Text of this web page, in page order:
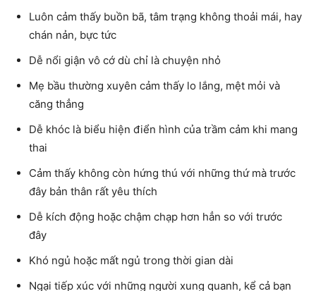
Luôn cảm thấy buồn bã, tâm trạng không thoải mái, hay
chán nản, bực tức
Dễ nổi giận vô cớ dù chỉ là chuyện nhỏ
Mẹ bầu thường xuyên cảm thấy lo lắng, mệt mỏi và
căng thẳng
Dễ khóc là biểu hiện điển hình của trầm cảm khi mang
thai
Cảm thấy không còn hứng thú với những thứ mà trước
đây bản thân rất yêu thích
Dễ kích động hoặc chậm chạp hơn hẳn so với trước
đây
Khó ngủ hoặc mất ngủ trong thời gian dài
Ngại tiếp xúc với những người xung quanh, kể cả bạn